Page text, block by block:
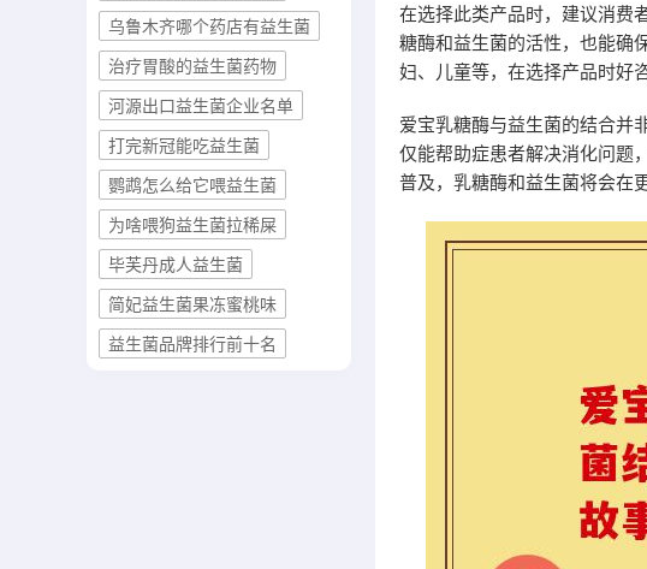
乌鲁木齐哪个药店有益生菌
治疗胃酸的益生菌药物
河源出口益生菌企业名单
打完新冠能吃益生菌
鹦鹉怎么给它喂益生菌
为啥喂狗益生菌拉稀屎
毕芙丹成人益生菌
简妃益生菌果冻蜜桃味
益生菌品牌排行前十名
在选择此类产品时，建议消费
糖酶和益生菌的活性，也能确
妇、儿童等，在选择产品时好
爱宝乳糖酶与益生菌的结合并
仅能帮助症患者解决消化问题
普及，乳糖酶和益生菌将会在